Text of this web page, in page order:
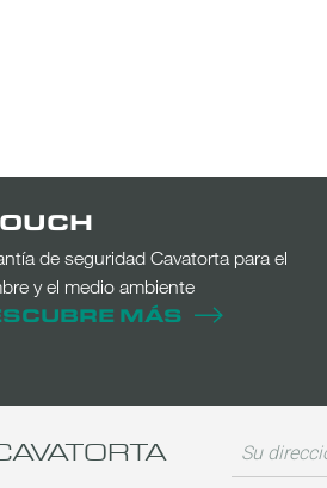
de seguridad Cavatorta para el
y el medio ambiente
MÁS